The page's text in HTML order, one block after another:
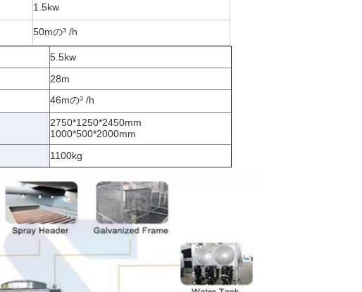
1.5kw
50mの³ /h
5.5kw
28m
46mの³ /h
2750*1250*2450mm
1000*500*2000mm
1100kg